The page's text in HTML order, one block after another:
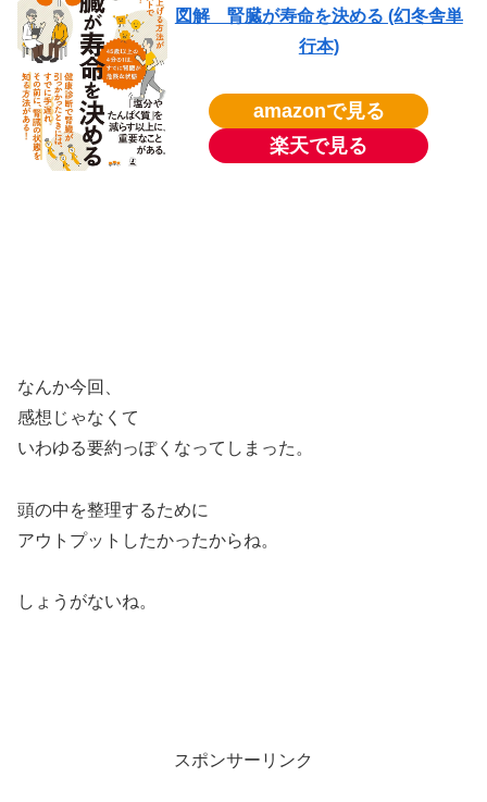
図解 腎臓が寿命を決める (幻冬舎単
行本)
amazonで見る
楽天で見る
なんか今回、
感想じゃなくて
いわゆる要約っぽくなってしまった。
頭の中を整理するために
アウトプットしたかったからね。
しょうがないね。
スポンサーリンク